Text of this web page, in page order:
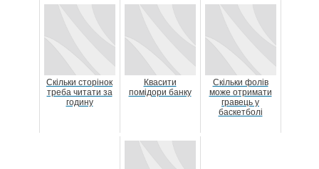
Скільки сторінок
треба читати за
годину
Квасити
помідори банку
Скільки фолів
може отримати
гравець у
баскетболі